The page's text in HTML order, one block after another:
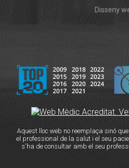
Disseny
Aquest lloc web no reemplaça sinó
el professional de la salut i el seu
s'ha de consultar amb el seu